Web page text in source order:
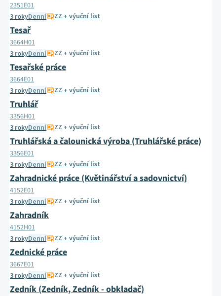
2351E01
3 rokyDenní ZZ + výuční list
Tesař
3664H01
3 rokyDenní ZZ + výuční list
Tesařské práce
3664E01
3 rokyDenní ZZ + výuční list
Truhlář
3356H01
3 rokyDenní ZZ + výuční list
Truhlářská a čalounická výroba (Truhlářské práce)
3356E01
3 rokyDenní ZZ + výuční list
Zahradnické práce (Květinářství a sadovnictví)
4152E01
3 rokyDenní ZZ + výuční list
Zahradník
4152H01
3 rokyDenní ZZ + výuční list
Zednické práce
3667E01
3 rokyDenní ZZ + výuční list
Zedník (Zedník, Zedník - obkladač)